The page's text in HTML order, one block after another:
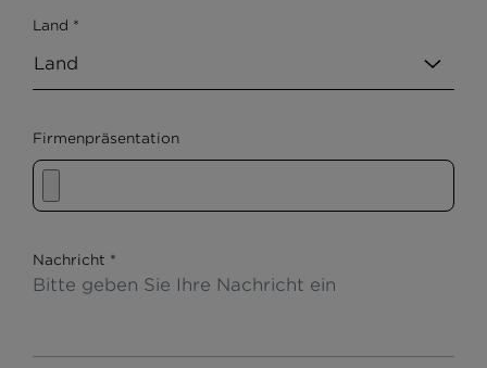
Land *
Firmenpräsentation
Nachricht *